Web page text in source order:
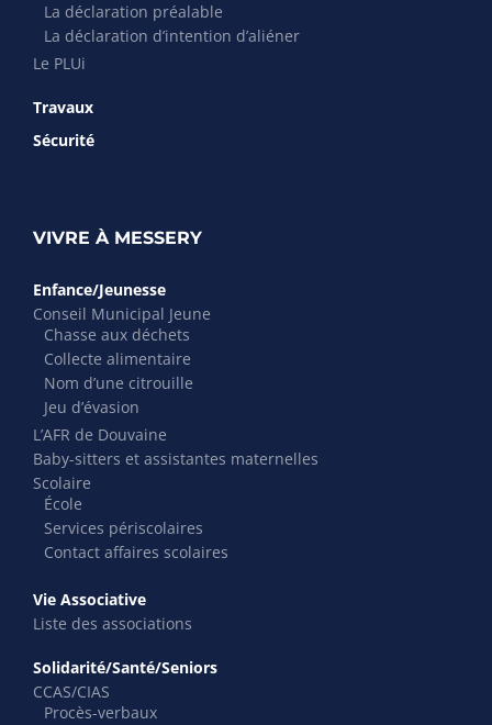
La déclaration préalable
La déclaration d’intention d’aliéner
Le PLUi
Travaux
Sécurité
VIVRE À MESSERY
Enfance/Jeunesse
Conseil Municipal Jeune
Chasse aux déchets
Collecte alimentaire
Nom d’une citrouille
Jeu d’évasion
L’AFR de Douvaine
Baby-sitters et assistantes maternelles
Scolaire
École
Services périscolaires
Contact affaires scolaires
Vie Associative
Liste des associations
Solidarité/Santé/Seniors
CCAS/CIAS
Procès-verbaux